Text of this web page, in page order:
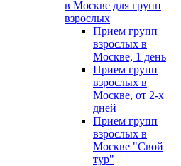
в Москве для групп
взрослых
Прием групп
взрослых в
Москве, 1 день
Прием групп
взрослых в
Москве, от 2-х
дней
Прием групп
взрослых в
Москве "Свой
тур"